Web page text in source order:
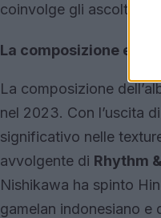
coinvolge gli ascoltatori.
La composizione e la
La composizione
nel 2023. Con l’uscita di
significativo nelle
avvolgente di Rhythm
Nishikawa ha spinto
gamelan indonesiano e